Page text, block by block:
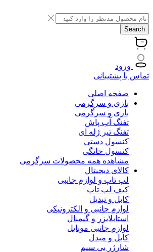
Search
ورود
تماس با پشتیبانی
صفحه اصلی
بازی و سرگرمی
بازی و سرگرمی
تفنگ آب پاش
تفنگ تیر ژله ای
کنسول دستی
کنسول خانگی
مشاهده همه محصولات سرگرمی
کالای دیجیتال
لپ تاپ و لوازم جانبی
کیف لپ تاپ
کابل و تبدیل
لوازم جانبی و الکترونیکی
استابلایزر و گیمبال
لوازم جانبی موبایل
کابل و مبدل
شارژر بی سیم